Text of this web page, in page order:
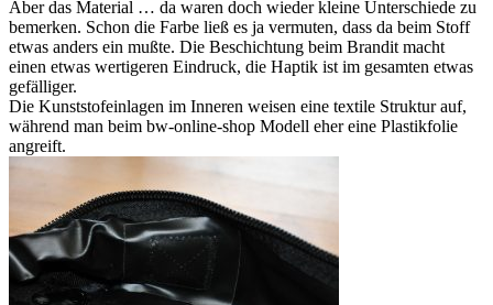
Aber das Material … da waren doch wieder kleine Unterschiede zu
bemerken. Schon die Farbe ließ es ja vermuten, dass da beim Stoff
etwas anders ein mußte. Die Beschichtung beim Brandit macht
einen etwas wertigeren Eindruck, die Haptik ist im gesamten etwas
gefälliger.
Die Kunststofeinlagen im Inneren weisen eine textile Struktur auf,
während man beim bw-online-shop Modell eher eine Plastikfolie
angreift.